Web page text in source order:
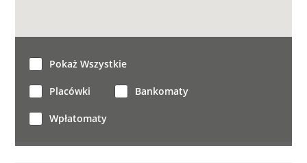
Pokaż Wszystkie
Placówki Bankomaty
Wpłatomaty